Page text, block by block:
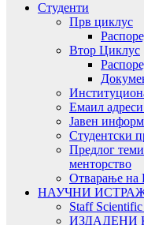
Студенти
Прв циклус
Втор Циклус
Емаил
Јавен
Студентски
Предлог
менторство
Отварање на
НАУЧНИ
Staff
ИЗДАДЕНИ